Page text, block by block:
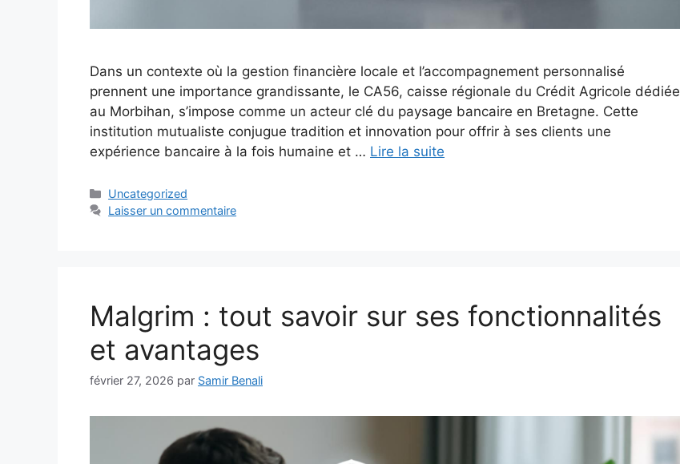
Dans un contexte où la gestion financière locale et l’accompagnement personnalisé
prennent une importance grandissante, le CA56, caisse régionale du Crédit Agricole dédiée
au Morbihan, s’impose comme un acteur clé du paysage bancaire en Bretagne. Cette
institution mutualiste conjugue tradition et innovation pour offrir à ses clients une
expérience bancaire à la fois humaine et … Lire la suite
Catégories
Uncategorized
Laisser un commentaire
Malgrim : tout savoir sur ses fonctionnalités
et avantages
février 27, 2026 par Samir Benali